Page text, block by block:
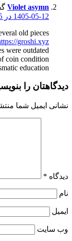
Violet asymn
1405-05-12 در 15:15
old pieces.
groshi.xyz
were outdated.
coin condition.
education.
دیدگاهتان را
نشانی ایمیل شما
دیدگاه *
نام
ایمیل
وب‌ سایت